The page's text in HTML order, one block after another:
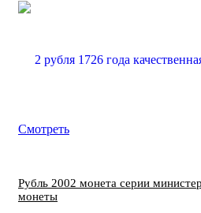
Смотреть
Рубль 2002 монета серии
монеты